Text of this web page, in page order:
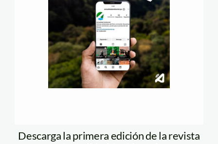
Descarga la primera edición de la revista